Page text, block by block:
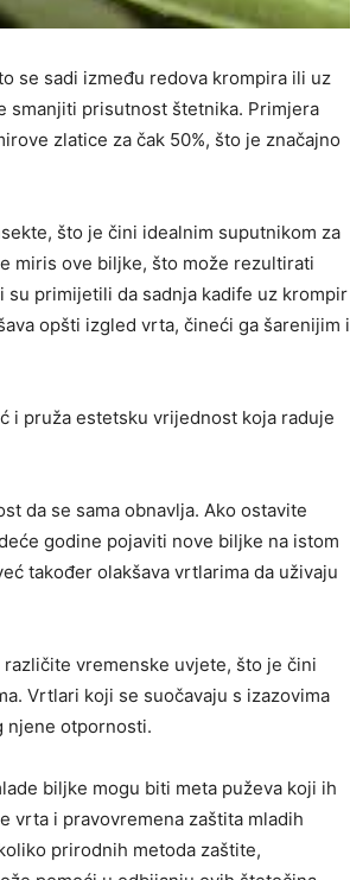
se sadi između redova krompira ili uz
smanjiti prisutnost štetnika. Primjera
zlatice za čak 50%, što je značajno
što je čini idealnim suputnikom za
miris ove biljke, što može rezultirati
primijetili da sadnja kadife uz krompir
opšti izgled vrta, čineći ga šarenijim i
i pruža estetsku vrijednost koja raduje
da se sama obnavlja. Ako ostavite
godine pojaviti nove biljke na istom
također olakšava vrtlarima da uživaju
vremenske uvjete, što je čini
Vrtlari koji se suočavaju s izazovima
njene otpornosti.
biljke mogu biti meta puževa koji ih
vrta i pravovremena zaštita mladih
prirodnih metoda zaštite,